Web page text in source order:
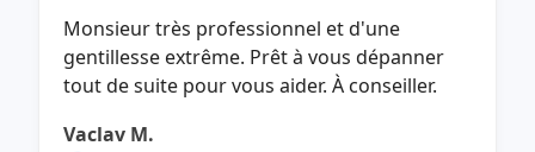
Monsieur très professionnel et d'une
gentillesse extrême. Prêt à vous dépanner
tout de suite pour vous aider. À conseiller.
Vaclav M.